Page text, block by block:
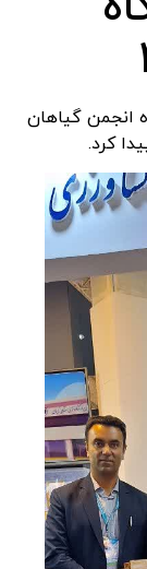
انجمن گیاهان